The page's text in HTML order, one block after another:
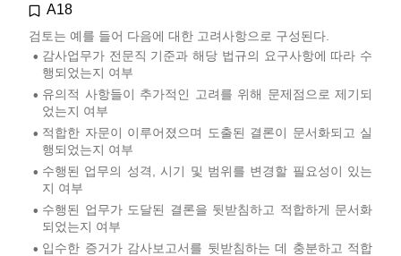
A18
검토는 예를 들어 다음에 대한 고려사항으로 구성된다.
• 감사업무가 전문직 기준과 해당 법규의 요구사항에 따라 수
행되었는지 여부
• 유의적 사항들이 추가적인 고려를 위해 문제점으로 제기되
었는지 여부
• 적합한 자문이 이루어졌으며 도출된 결론이 문서화되고 실
행되었는지 여부
• 수행된 업무의 성격, 시기 및 범위를 변경할 필요성이 있는
지 여부
• 수행된 업무가 도달된 결론을 뒷받침하고 적합하게 문서화
되었는지 여부
• 입수한 증거가 감사보고서를 뒷받침하는 데 충분하고 적합